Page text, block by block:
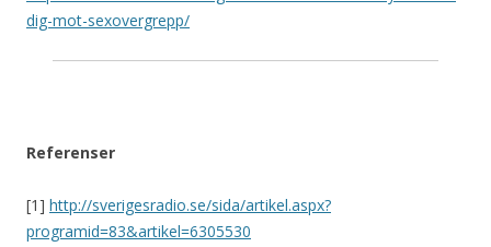
dig-mot-sexovergrepp/
Referenser
[1] http://sverigesradio.se/sida/artikel.aspx?
programid=83&artikel=6305530